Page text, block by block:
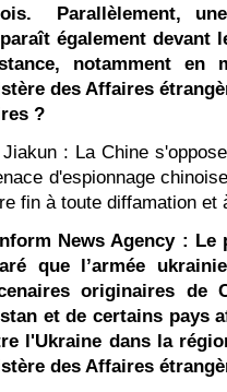
Parallèlement,
également devant
notamment
des Affaires
?
: La Chine
d'espionnage
fin à toute diffamation et
News Agency : Le
que l’armée
originaires de
et de certains pays
l'Ukraine dans la
des Affaires